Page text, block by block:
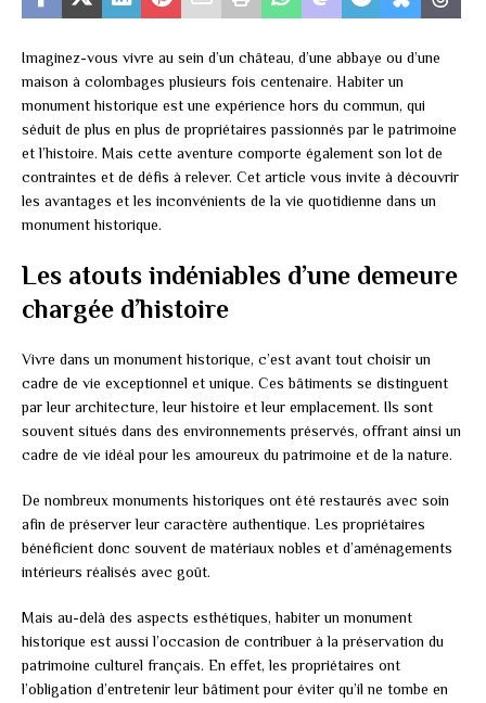
Imaginez-vous vivre au sein d’un château, d’une abbaye ou d’une
maison à colombages plusieurs fois centenaire. Habiter un
monument historique est une expérience hors du commun, qui
séduit de plus en plus de propriétaires passionnés par le patrimoine
et l’histoire. Mais cette aventure comporte également son lot de
contraintes et de défis à relever. Cet article vous invite à découvrir
les avantages et les inconvénients de la vie quotidienne dans un
monument historique.
Les atouts indéniables d’une demeure
chargée d’histoire
Vivre dans un monument historique, c’est avant tout choisir un
cadre de vie exceptionnel et unique. Ces bâtiments se distinguent
par leur architecture, leur histoire et leur emplacement. Ils sont
souvent situés dans des environnements préservés, offrant ainsi un
cadre de vie idéal pour les amoureux du patrimoine et de la nature.
De nombreux monuments historiques ont été restaurés avec soin
afin de préserver leur caractère authentique. Les propriétaires
bénéficient donc souvent de matériaux nobles et d’aménagements
intérieurs réalisés avec goût.
Mais au-delà des aspects esthétiques, habiter un monument
historique est aussi l’occasion de contribuer à la préservation du
patrimoine culturel français. En effet, les propriétaires ont
l’obligation d’entretenir leur bâtiment pour éviter qu’il ne tombe en